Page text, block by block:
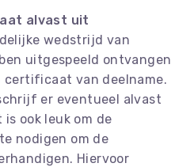
alvast uit
wedstrijd van
uitgespeeld ontvangen
certificaat van deelname.
er eventueel alvast
is ook leuk om de
nodigen om de
Hiervoor